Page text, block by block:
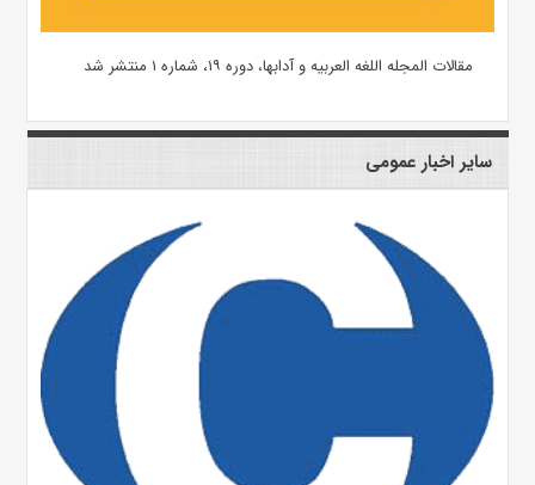
مقالات المجله اللغه العربیه و آدابها، دوره ۱۹، شماره ۱ منتشر شد
سایر اخبار عمومی